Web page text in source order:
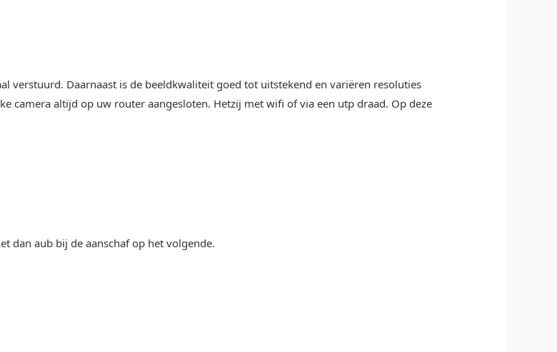
verstuurd. Daarnaast is de beeldkwaliteit goed tot uitstekend en variëren resoluties
camera altijd op uw router aangesloten. Hetzij met wifi of via een utp draad. Op deze
dan aub bij de aanschaf op het volgende.